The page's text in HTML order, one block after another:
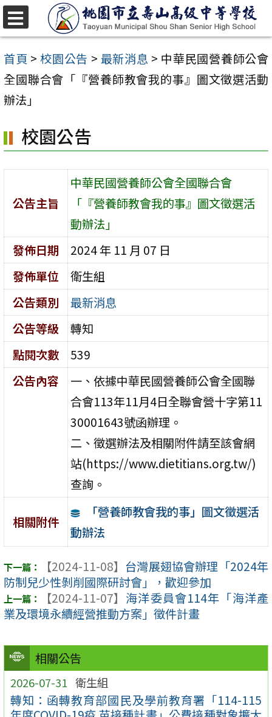
跳
至
主
要
內
區
首頁 > 校園公告 > 最新消息 > 中華民國營養師公會
全國聯合會「『營養師教會我的事』圖文徵選活動
辦法」
相關公告
2026-07-31 衛生組
轉知：函轉教育部國民及學前教育署「114-115
校園公告
公告主旨
中華民國營養師公會全國聯合會
「『營養師教會我的事』圖文徵選活
動辦法」
發佈日期
2024 年 11 月 07 日
發佈單位
衛生組
公告類別
最新消息
公告等級
轉知
點閱次數
539
公告內容
一、依據中華民國營養師公會全國聯
合會113年11月4日全聯會營十字第11
30001643號函辦理。
二、徵選辦法及相關附件請至該會網
站(https://www.dietitians.org.tw/)
查詢。
相關附件
「營養師教會我的事」圖文徵選活
動辦法
【2024-11-08】 台灣展翅協會辦理「2024年
防制兒少性剝削國際研討會」，歡迎參加
【2024-11-07】 海洋委員會114年「海洋產
業及環境永續經營推動方案」徵件計畫
選
單